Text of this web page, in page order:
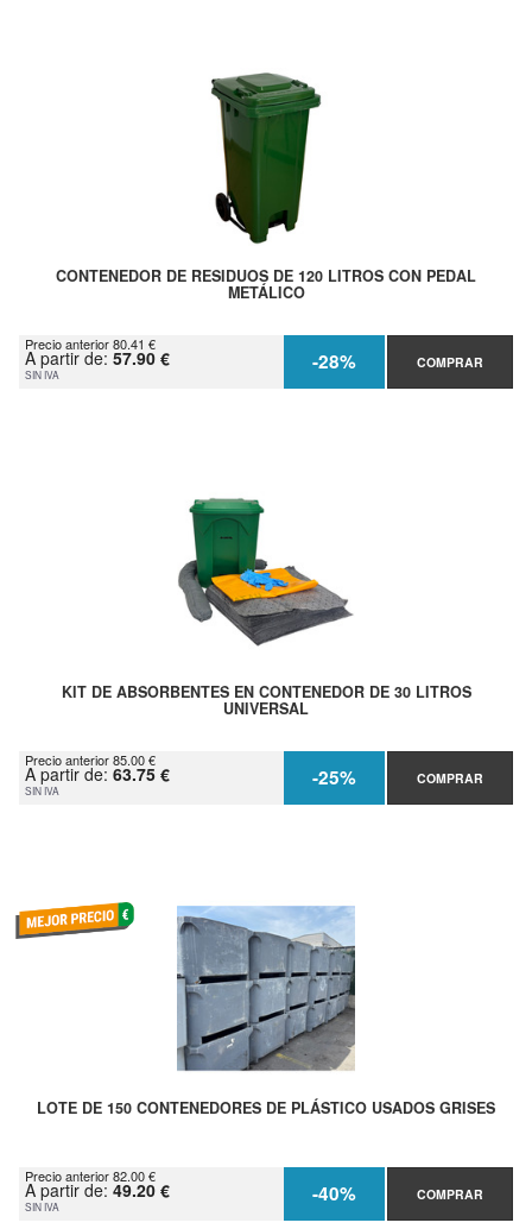
CONTENEDOR DE RESIDUOS DE 120 LITROS CON PEDAL
METÁLICO
Precio anterior 80.41 €
A partir de: 57.90 €
SIN IVA -28% COMPRAR
KIT DE ABSORBENTES EN CONTENEDOR DE 30 LITROS
UNIVERSAL
Precio anterior 85.00 €
A partir de: 63.75 €
SIN IVA -25% COMPRAR
LOTE DE 150 CONTENEDORES DE PLÁSTICO USADOS GRISES
Precio anterior 82.00 €
A partir de: 49.20 €
SIN IVA -40% COMPRAR